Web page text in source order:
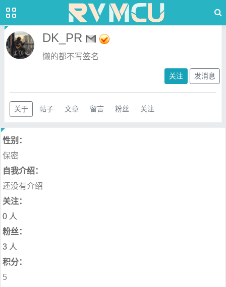
DK_PR
懒的都不写签名
关注 发消息
关于 帖子 文章 留言 粉丝 关注
性别：
保密
自我介绍：
还没有介绍
关注：
0 人
粉丝：
3 人
积分：
5